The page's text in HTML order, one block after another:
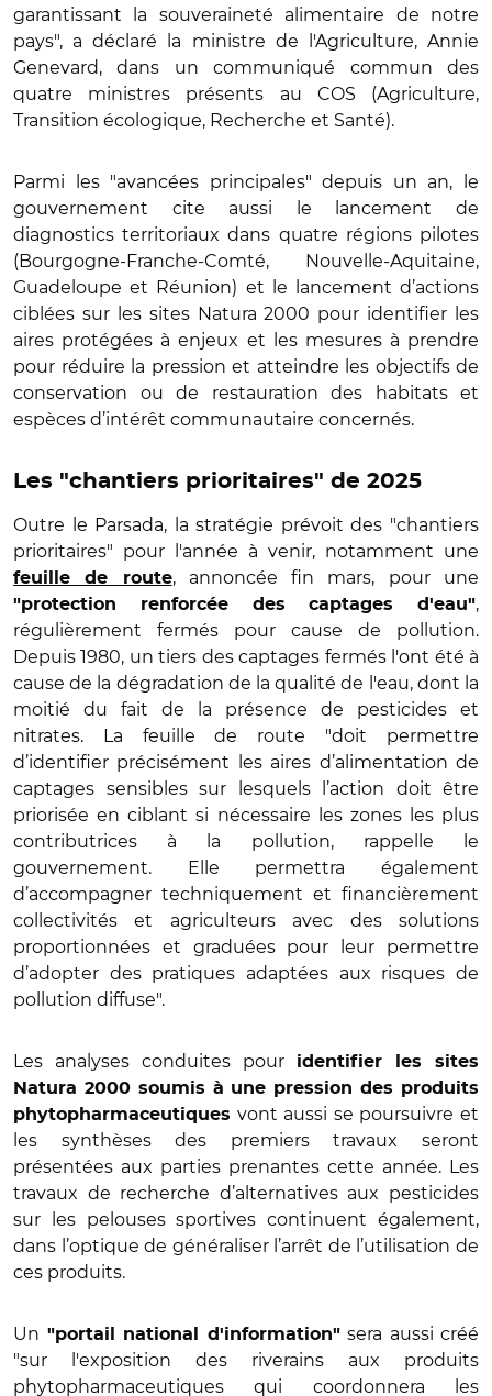
garantissant la souveraineté alimentaire de notre
pays", a déclaré la ministre de l'Agriculture, Annie
Genevard, dans un communiqué commun des
quatre ministres présents au COS (Agriculture,
Transition écologique, Recherche et Santé).
Parmi les "avancées principales" depuis un an, le
gouvernement cite aussi le lancement de
diagnostics territoriaux dans quatre régions pilotes
(Bourgogne-Franche-Comté, Nouvelle-Aquitaine,
Guadeloupe et Réunion) et le lancement d’actions
ciblées sur les sites Natura 2000 pour identifier les
aires protégées à enjeux et les mesures à prendre
pour réduire la pression et atteindre les objectifs de
conservation ou de restauration des habitats et
espèces d’intérêt communautaire concernés.
Les "chantiers prioritaires" de 2025
Outre le Parsada, la stratégie prévoit des "chantiers
prioritaires" pour l'année à venir, notamment une
feuille de route, annoncée fin mars, pour une
"protection renforcée des captages d'eau",
régulièrement fermés pour cause de pollution.
Depuis 1980, un tiers des captages fermés l'ont été à
cause de la dégradation de la qualité de l'eau, dont la
moitié du fait de la présence de pesticides et
nitrates. La feuille de route "doit permettre
d’identifier précisément les aires d’alimentation de
captages sensibles sur lesquels l’action doit être
priorisée en ciblant si nécessaire les zones les plus
contributrices à la pollution, rappelle le
gouvernement. Elle permettra également
d’accompagner techniquement et financièrement
collectivités et agriculteurs avec des solutions
proportionnées et graduées pour leur permettre
d’adopter des pratiques adaptées aux risques de
pollution diffuse".
Les analyses conduites pour
identifier les sites
Natura 2000 soumis à une pression des produits
phytopharmaceutiques vont aussi se poursuivre et
les synthèses des premiers travaux seront
présentées aux parties prenantes cette année. Les
travaux de recherche d’alternatives aux pesticides
sur les pelouses sportives continuent également,
dans l’optique de généraliser l’arrêt de l’utilisation de
ces produits.
Un "portail national d'information"sera aussi créé
"sur l'exposition des riverains aux produits
phytopharmaceutiques qui coordonnera les